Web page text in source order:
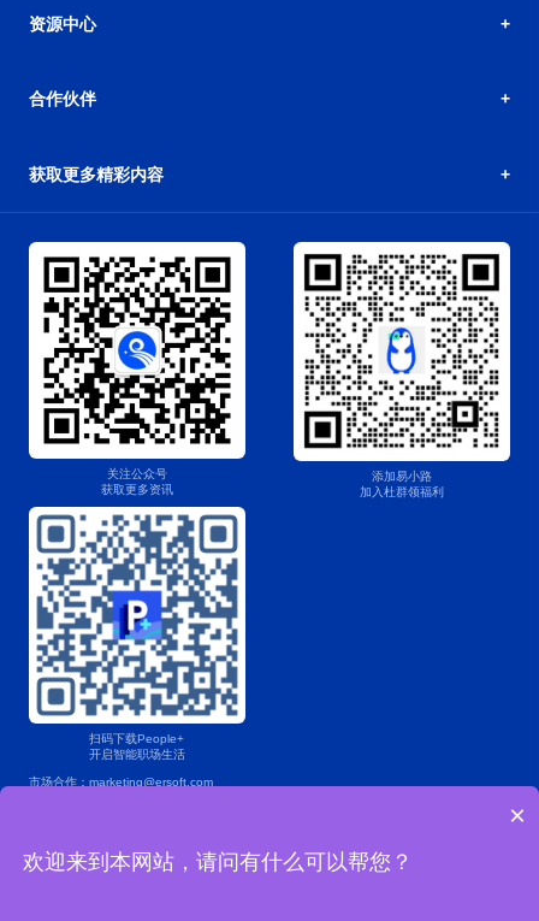
资源中心
合作伙伴
获取更多精彩内容
关注公众号
获取更多资讯
添加易小路
加入杜群领福利
扫码下载People+
开启智能职场生活
市场合作：marketing@ersoft.com
×
欢迎来到本网站，请问有什么可以帮您？